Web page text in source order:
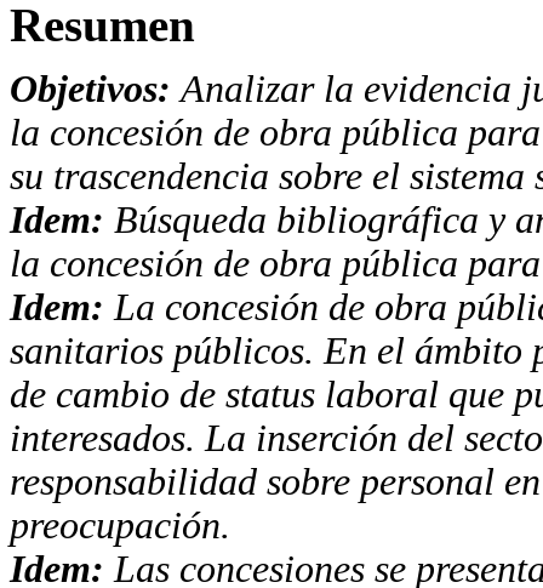
Resumen
Objetivos: Analizar la evidencia
la concesión de obra pública
su trascendencia sobre el
Idem: Búsqueda bibliográfica y
la concesión de obra pública
Idem: La concesión de obra
sanitarios públicos. En el ámbito
de cambio de status laboral que
interesados. La inserción del
responsabilidad sobre personal
preocupación.
Idem: Las concesiones se